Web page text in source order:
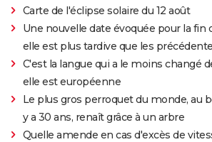
Carte de l'éclipse solaire du 12 août
Une nouvelle date évoquée pour la fin
elle est plus tardive que les
C'est la langue qui a le moins changé
elle est européenne
Le plus gros perroquet du monde, au
y a 30 ans, renaît grâce à un arbre
Quelle amende en cas d'excès de